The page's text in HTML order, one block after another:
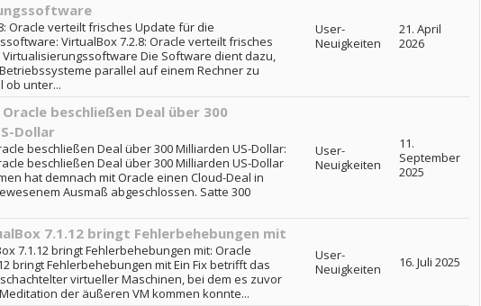
Oracle verteilt frisches Update für die
VirtualBox 7.2.8: Oracle verteilt frisches
Die Software dient dazu,
parallel auf einem Rechner zu
ob unter...
User-
Neuigkeiten
21. April
2026
beschließen Deal über 300
Dollar
beschließen Deal über 300 Milliarden US-Dollar:
beschließen Deal über 300 Milliarden US-Dollar
hat demnach mit Oracle einen Cloud-Deal in
Ausmaß abgeschlossen. Satte 300
User-
Neuigkeiten
11.
September
2025
7.1.12 bringt Fehlerbehebungen mit
7.1.12 bringt Fehlerbehebungen mit: Oracle
bringt Fehlerbehebungen mit Ein Fix betrifft das
virtueller Maschinen, bei dem es zuvor
der äußeren VM kommen konnte...
User-
Neuigkeiten
16. Juli 2025